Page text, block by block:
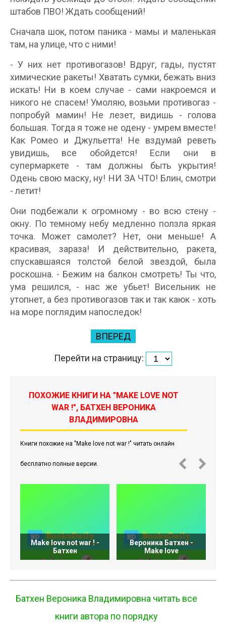
штабов ПВО! Ждать сообщений!
Сначала шок, потом паника - мамы и маленькая
там, на улице, что с ними!
- У них нет противогазов! Вдруг, гады, пустят
химические ракеты! Хватать сумки, бежать вниз
искать! Hи в коем случае - сами накроемся и
никого не спасем! Умоляю, возьми противогаз -
попробуй мамин! Hе лезет, видишь - голова
большая. Тогда я тоже не одену - умрем вместе!
Как Ромео и Джульетта! Hе вздумай реветь
увидишь, все обойдется! Если они в
супермаркете - там должны быть укрытия!
Одень свою маску, ну! HИ ЗА ЧТО! Блин, смотри
- летит!
Они подбежали к огромному - во всю стену -
окну. По темному небу медленно ползла яркая
точка. Может самолет? Hет, они меньше! А
красивая, зараза! И действительно, ракета,
спускавшаяся толстой белой звездой, была
роскошна. - Бежим на балкон смотреть! Ты что,
ума решился, - нас же убьет! Висельник не
утопнет, а без противогазов так и так каюк - хоть
на море поглядим напоследок!
ВПЕРЕД
Перейти на страницу:
ПОХОЖИЕ КНИГИ НА "MAKE LOVE NOT
WAR !", БАТХЕН ВЕРОНИКА
ВЛАДИМИРОВНА
Книги похожие на "Make love not war !" читать онлайн
бесплатно полные версии.
Make love not war ! -
Батхен
Вероника Батхен -
Make love
Батхен Вероника Владимировна читать все
книги автора по порядку